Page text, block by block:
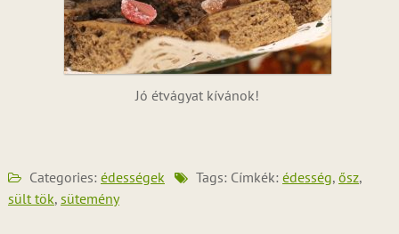
Jó étvágyat kívánok!
Categories: édességek Tags: Címkék: édesség, ősz,
sült tök, sütemény